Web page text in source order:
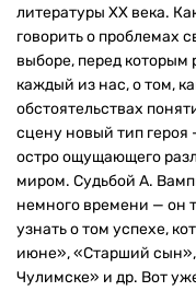
литературы ХХ века.
говорить о проблемах
выборе, перед которым
каждый из нас, о том,
обстоятельствах
сцену новый тип
остро ощущающего
миром. Судьбой А.
немного времени — он
узнать о том успехе,
июне», «Старший
Чулимске» и др. Вот